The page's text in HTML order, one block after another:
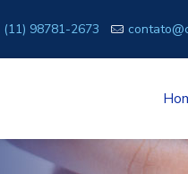
(11) 98781-2673